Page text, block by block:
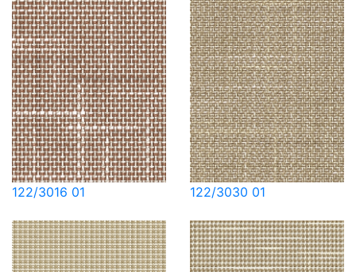
122/3016 01 122/3030 01